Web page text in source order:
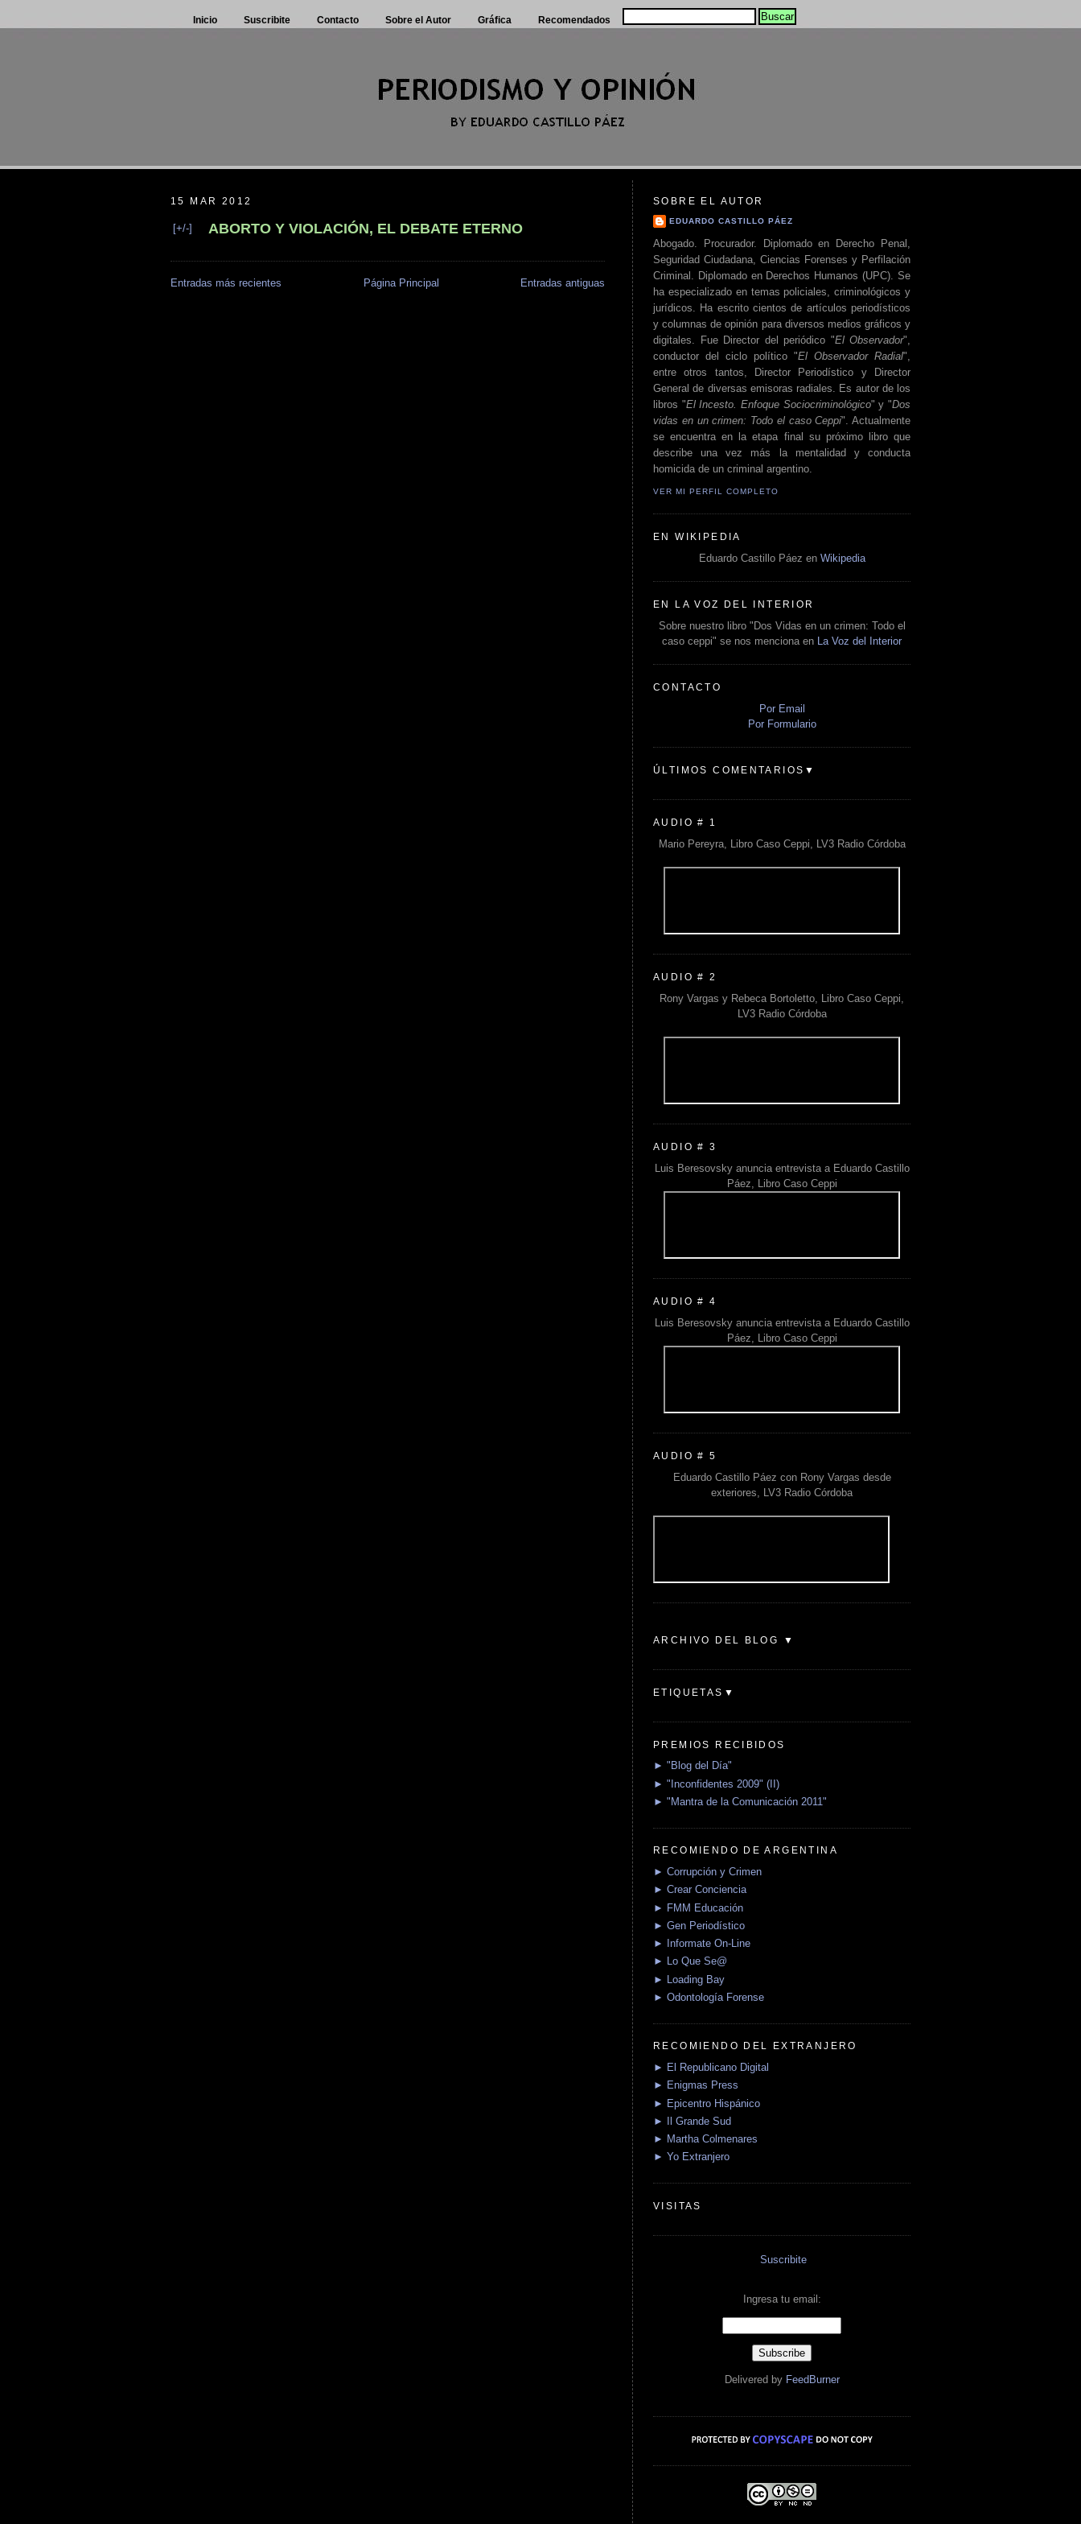
Inicio Suscribite Contacto Sobre el Autor Gráfica Recomendados
15 MAR 2012
[+/-] ABORTO Y VIOLACIÓN, EL DEBATE ETERNO
Entradas más recientes Entradas antiguas
Página Principal
SOBRE EL AUTOR
EDUARDO CASTILLO PÁEZ
Abogado. Procurador. Diplomado en Derecho Penal,
Seguridad Ciudadana, Ciencias Forenses y Perfilación
Criminal. Diplomado en Derechos Humanos (UPC). Se
ha especializado en temas policiales, criminológicos y
jurídicos. Ha escrito cientos de artículos periodísticos
y columnas de opinión para diversos medios gráficos y
digitales. Fue Director del periódico "El Observador",
conductor del ciclo político "El Observador Radial",
entre otros tantos, Director Periodístico y Director
General de diversas emisoras radiales. Es autor de los
libros "El Incesto. Enfoque Sociocriminológico" y "Dos
vidas en un crimen: Todo el caso Ceppi". Actualmente
se encuentra en la etapa final su próximo libro que
describe una vez más la mentalidad y conducta
homicida de un criminal argentino.
VER MI PERFIL COMPLETO
EN WIKIPEDIA
Eduardo Castillo Páez en Wikipedia
EN LA VOZ DEL INTERIOR
Sobre nuestro libro "Dos Vidas en un crimen: Todo el
caso ceppi" se nos menciona en
La Voz del Interior
CONTACTO
Por Email
Por Formulario
ÚLTIMOS COMENTARIOS▼
AUDIO # 1
Mario Pereyra, Libro Caso Ceppi, LV3 Radio Córdoba
AUDIO # 2
Rony Vargas y Rebeca Bortoletto, Libro Caso Ceppi,
LV3 Radio Córdoba
AUDIO # 3
Luis Beresovsky anuncia entrevista a Eduardo Castillo
Páez, Libro Caso Ceppi
AUDIO # 4
Luis Beresovsky anuncia entrevista a Eduardo Castillo
Páez, Libro Caso Ceppi
AUDIO # 5
Eduardo Castillo Páez con Rony Vargas desde
exteriores, LV3 Radio Córdoba
ARCHIVO DEL BLOG ▼
ETIQUETAS▼
PREMIOS RECIBIDOS
► "Blog del Día"
► "Inconfidentes 2009" (II)
► "Mantra de la Comunicación 2011"
RECOMIENDO DE ARGENTINA
► Corrupción y Crimen
► Crear Conciencia
► FMM Educación
► Gen Periodístico
► Informate On-Line
► Lo Que Se@
► Loading Bay
► Odontología Forense
RECOMIENDO DEL EXTRANJERO
► El Republicano Digital
► Enigmas Press
► Epicentro Hispánico
► Il Grande Sud
► Martha Colmenares
► Yo Extranjero
VISITAS
Suscribite
Ingresa tu email:
Delivered by FeedBurner